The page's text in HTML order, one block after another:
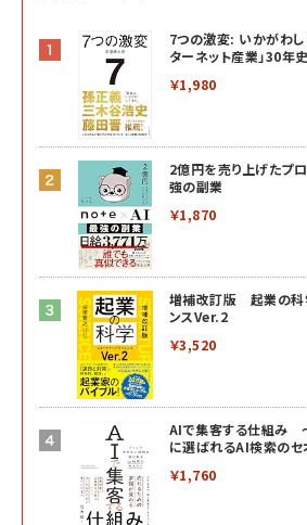
7つの激変: いかがわし
ターネット産業」30年史
￥1,980
2億円を売り上げた
強の副業
￥1,870
増補改訂版 起業の科
ンスVer.2
￥3,520
AIで集客する仕組み
に選ばれるAI検索のセ
￥1,760